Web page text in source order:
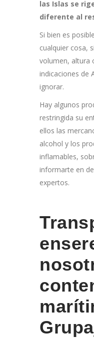
las Islas se
diferente al
Si bien es
cualquier cosa,
volumen, altura
indicaciones de
ignorar.
Hay algunos
restringida su
ellos las
alcohol y los
inflamables,
informarte en
expertos.